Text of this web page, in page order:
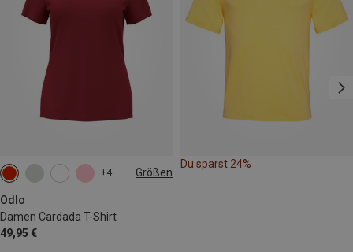
+4 Größen
Odlo
Damen Cardada T-Shirt
49,95 €
S M L
Du sparst 24%